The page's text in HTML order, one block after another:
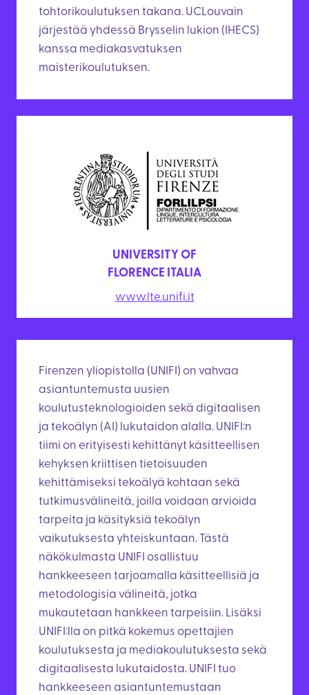
tohtorikoulutuksen takana. UCLouvain
järjestää yhdessä Brysselin lukion (IHECS)
kanssa mediakasvatuksen
maisterikoulutuksen.
UNIVERSITY OF
FLORENCE ITALIA
www.lte.unifi.it
Firenzen yliopistolla (UNIFI) on vahvaa
asiantuntemusta uusien
koulutusteknologioiden sekä digitaalisen
ja tekoälyn (AI) lukutaidon alalla. UNIFI:n
tiimi on erityisesti kehittänyt käsitteellisen
kehyksen kriittisen tietoisuuden
kehittämiseksi tekoälyä kohtaan sekä
tutkimusvälineitä, joilla voidaan arvioida
tarpeita ja käsityksiä tekoälyn
vaikutuksesta yhteiskuntaan. Tästä
näkökulmasta UNIFI osallistuu
hankkeeseen tarjoamalla käsitteellisiä ja
metodologisia välineitä, jotka
mukautetaan hankkeen tarpeisiin. Lisäksi
UNIFI:lla on pitkä kokemus opettajien
koulutuksesta ja mediakoulutuksesta sekä
digitaalisesta lukutaidosta. UNIFI tuo
hankkeeseen asiantuntemustaan